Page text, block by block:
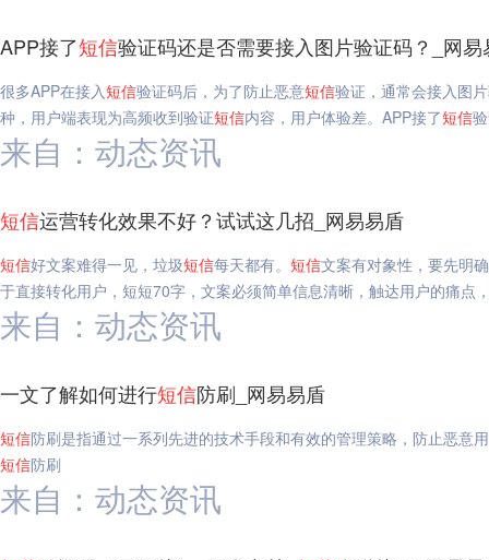
APP接了短信验证码还是否需要接入图片验证码？_网易
很多APP在接入短信验证码后，为了防止恶意短信验证，通常会接入图
种，用户端表现为高频收到验证短信内容，用户体验差。APP接了短信
来自：动态资讯
短信运营转化效果不好？试试这几招_网易易盾
短信好文案难得一见，垃圾短信每天都有。 短信文案有对象性，要先明
于直接转化用户，短短70字，文案必须简单信息清晰，触达用户的痛点
来自：动态资讯
一文了解如何进行短信防刷_网易易盾
短信防刷是指通过一系列先进的技术手段和有效的管理策略，防止恶意
短信防刷
来自：动态资讯